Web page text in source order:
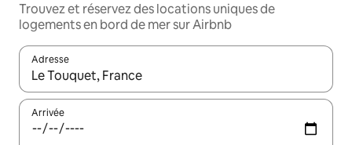
Trouvez et réservez des locations uniques de
logements en bord de mer sur Airbnb
Adresse
Lorsque les résultats s'affichent, utilisez les flèches vers le
Arrivée